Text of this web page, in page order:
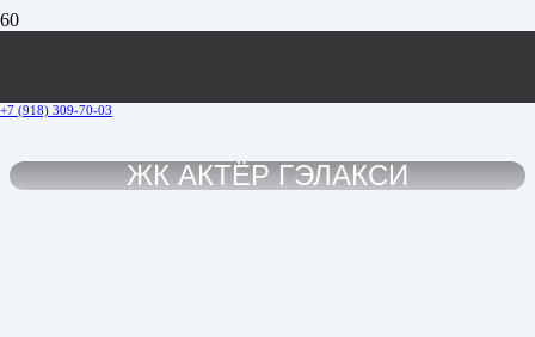
+7 (918) 309-70-03
ЖК АКТЁР ГЭЛАКСИ